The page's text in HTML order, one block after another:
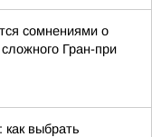
сомнениями о
Гран-при
как выбрать